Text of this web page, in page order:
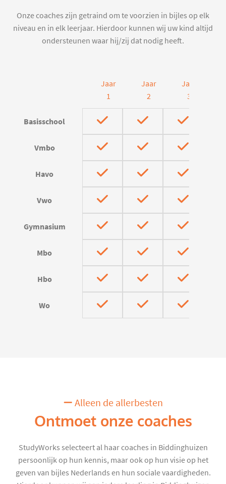
Onze coaches zijn getraind om te voorzien in bijles op elk
niveau en in elk leerjaar. Hierdoor kunnen wij uw kind altijd
ondersteunen waar hij/zij dat nodig heeft.
Jaar
1
Jaar
2
Jaar
3
Basisschool
Vmbo
Havo
Vwo
Gymnasium
Mbo
Hbo
Wo
Alleen de allerbesten
Ontmoet onze coaches
StudyWorks selecteert al haar coaches in Biddinghuizen
persoonlijk op hun kennis, maar ook op hun visie op het
geven van bijles Nederlands en hun sociale vaardigheden.